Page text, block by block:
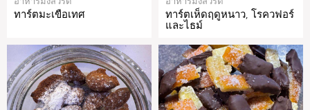
ทาร์ตมะเขือเทศ
ทาร์ตเห็ดฤดูหนาว, โรควฟอร์
และไธม์